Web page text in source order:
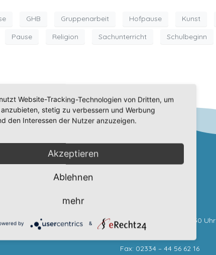
GHB Gruppenarbeit Hofpause Kunst
Pause Religion Sachunterricht Schulbeginn
Mo, Di, Mi, Do: 7:30-12:30 Uhr
Fax: 02334 – 44 56 62 16
Website-Tracking-Technologien von Dritten, um
stetig zu verbessern und Werbung
den Interessen der Nutzer anzuzeigen.
Akzeptieren
Ablehnen
mehr
by &